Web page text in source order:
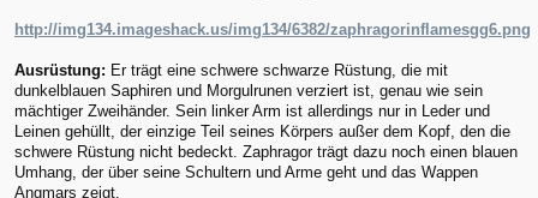
http://img134.imageshack.us/img134/6382/zaphragorinflamesgg6.png
Ausrüstung: Er trägt eine schwere schwarze Rüstung, die mit
dunkelblauen Saphiren und Morgulrunen verziert ist, genau wie sein
mächtiger Zweihänder. Sein linker Arm ist allerdings nur in Leder und
Leinen gehüllt, der einzige Teil seines Körpers außer dem Kopf, den die
schwere Rüstung nicht bedeckt. Zaphragor trägt dazu noch einen blauen
Umhang, der über seine Schultern und Arme geht und das Wappen
Angmars zeigt.